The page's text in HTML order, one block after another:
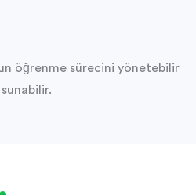
öğrenme sürecini yönetebilir